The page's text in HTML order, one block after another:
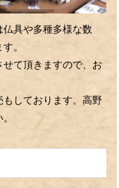
具や多種多様な数
。
て頂きますので、お
もしております。高野